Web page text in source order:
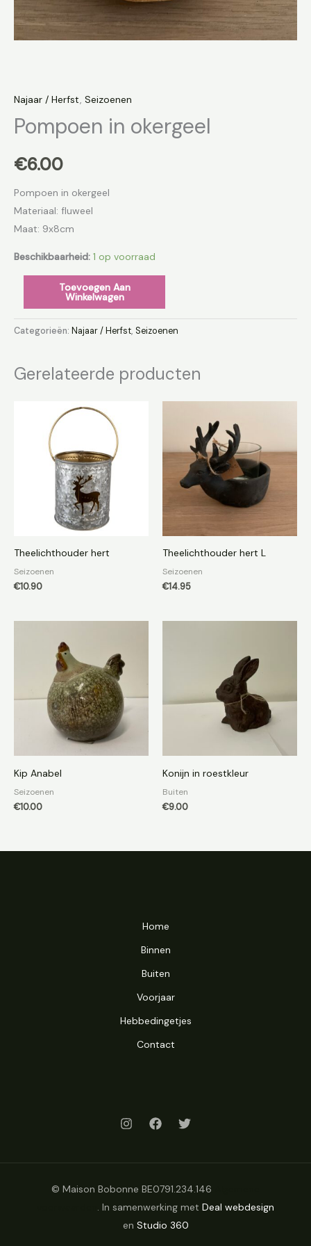
Najaar / Herfst, Seizoenen
Pompoen in okergeel
€6.00
Pompoen in okergeel
Materiaal: fluweel
Maat: 9x8cm
Beschikbaarheid: 1 op voorraad
Toevoegen Aan
Winkelwagen
Categorieën: Najaar / Herfst, Seizoenen
Gerelateerde producten
Theelichthouder hert
Seizoenen
€10.90
Theelichthouder hert L
Seizoenen
€14.95
Kip Anabel
Seizoenen
€10.00
Konijn in roestkleur
Buiten
€9.00
Home
Binnen
Buiten
Voorjaar
Hebbedingetjes
Contact
© Maison Bobonne BE0791.234.146
. In samenwerking met Deal webdesign
en Studio 360